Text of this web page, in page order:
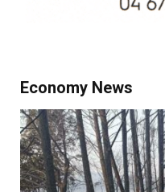
Economy News